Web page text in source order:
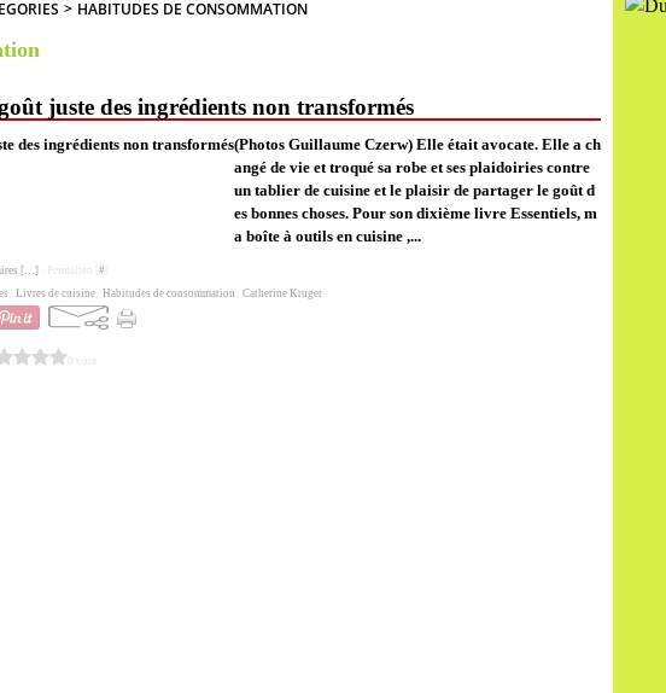
> HABITUDES DE CONSOMMATION
juste des ingrédients non transformés
(Photos Guillaume Czerw) Elle était avocate. Elle a ch
angé de vie et troqué sa robe et ses plaidoiries contre
un tablier de cuisine et le plaisir de partager le goût d
es bonnes choses. Pour son dixième livre Essentiels, m
a boîte à outils en cuisine ,...
[…] - Permalien [ #
Livres de cuisine Habitudes de consommation Catherine Kruger